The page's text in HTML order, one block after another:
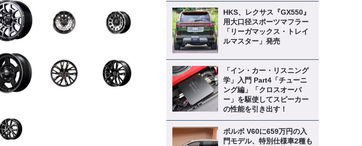
HKS、レクサス『GX550』
用大口径スポーツマフラー
「リーガマックス・トレイ
ルマスター」発売
「イン・カー・リスニング
学」入門 Part4「チューニ
ング編」「クロスオーバ
ー」を駆使してスピーカー
の性能を引き出す！
ボルボ V60に659万円の入
門モデル、特別仕様車2種も